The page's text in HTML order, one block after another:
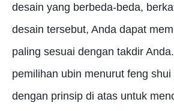
desain yang berbeda-beda,
desain tersebut, Anda dapat
paling sesuai dengan takdir Anda.
pemilihan ubin menurut feng
dengan prinsip di atas untuk